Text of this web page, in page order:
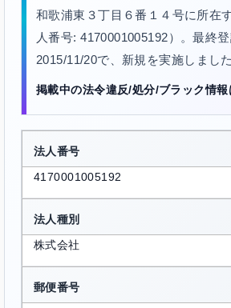
和歌浦東３丁目６番１４号に所在
人番号: 4170001005192）。最終
2015/11/20で、新規を実施しました
掲載中の法令違反/処分/ブラック情報
法人番号
4170001005192
法人種別
株式会社
郵便番号